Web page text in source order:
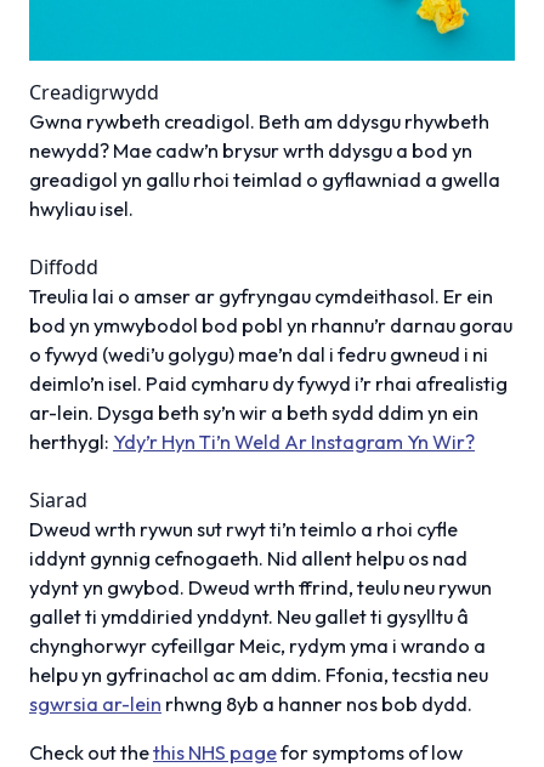
Creadigrwydd
Gwna rywbeth creadigol. Beth am ddysgu rhywbeth
newydd? Mae cadw’n brysur wrth ddysgu a bod yn
greadigol yn gallu rhoi teimlad o gyflawniad a gwella
hwyliau isel.
Diffodd
Treulia lai o amser ar gyfryngau cymdeithasol. Er ein
bod yn ymwybodol bod pobl yn rhannu’r darnau gorau
o fywyd (wedi’u golygu) mae’n dal i fedru gwneud i ni
deimlo’n isel. Paid cymharu dy fywyd i’r rhai afrealistig
ar-lein. Dysga beth sy’n wir a beth sydd ddim yn ein
herthygl: Ydy’r Hyn Ti’n Weld Ar Instagram Yn Wir?
Siarad
Dweud wrth rywun sut rwyt ti’n teimlo a rhoi cyfle
iddynt gynnig cefnogaeth. Nid allent helpu os nad
ydynt yn gwybod. Dweud wrth ffrind, teulu neu rywun
gallet ti ymddiried ynddynt. Neu gallet ti gysylltu â
chynghorwyr cyfeillgar Meic, rydym yma i wrando a
helpu yn gyfrinachol ac am ddim. Ffonia, tecstia neu
sgwrsia ar-lein rhwng 8yb a hanner nos bob dydd.
Check out thethis NHS pagefor symptoms of low